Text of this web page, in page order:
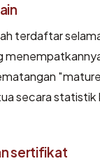
terdaftar
secara statistik
sertifikat